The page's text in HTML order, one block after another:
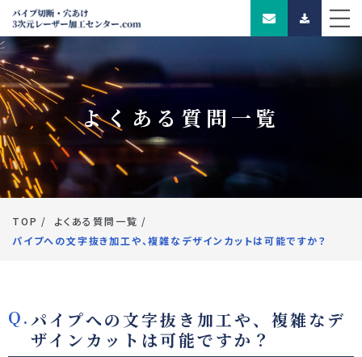
よくある質問一覧
TOP
よくある質問一覧
パイプへの文字抜き加工や、複雑なデザインカットは可能ですか？
パイプへの文字抜き加工や、複雑なデ
ザインカットは可能ですか？